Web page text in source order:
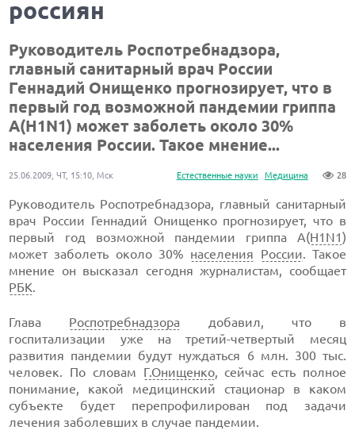
россиян
Руководитель Роспотребнадзора,
главный санитарный врач России
Геннадий Онищенко прогнозирует, что в
первый год возможной пандемии гриппа
А(H1N1) может заболеть около 30%
населения России. Такое мнение...
Естественные науки Медицина 28
25.06.2009, ЧТ, 15:10, Мск
Руководитель Роспотребнадзора, главный санитарный
врач России Геннадий Онищенко прогнозирует, что в
первый год возможной пандемии гриппа А(H1N1)
может заболеть около 30% населения России. Такое
мнение он высказал сегодня журналистам, сообщает
РБК.
Глава Роспотребнадзора добавил, что в
госпитализации уже на третий-четвертый месяц
развития пандемии будут нуждаться 6 млн. 300 тыс.
человек. По словам Г.Онищенко, сейчас есть полное
понимание, какой медицинский стационар в каком
субъекте будет перепрофилирован под задачи
лечения заболевших в случае пандемии.